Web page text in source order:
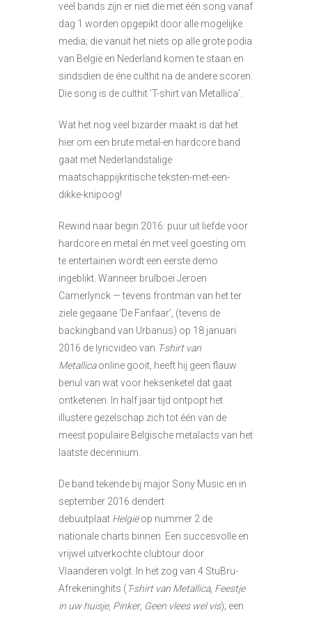
veel bands zijn er niet die met één song vanaf
dag 1 worden opgepikt door alle mogelijke
media; die vanuit het niets op alle grote podia
van België en Nederland komen te staan en
sindsdien de éne culthit na de andere scoren.
Die song is de culthit ’T-shirt van Metallica’.
Wat het nog veel bizarder maakt is dat het
hier om een brute metal-en hardcore band
gaat met Nederlandstalige
maatschappijkritische teksten-met-een-
dikke-knipoog!
Rewind naar begin 2016: puur uit liefde voor
hardcore en metal én met veel goesting om
te entertainen wordt een eerste demo
ingeblikt. Wanneer brulboei Jeroen
Camerlynck — tevens frontman van het ter
ziele gegaane ‘De Fanfaar’, (tevens de
backingband van Urbanus) op 18 januari
2016 de lyricvideo van T-shirt van
Metallicaonline gooit, heeft hij geen flauw
benul van wat voor heksenketel dat gaat
ontketenen. In half jaar tijd ontpopt het
illustere gezelschap zich tot één van de
meest populaire Belgische metalacts van het
laatste decennium.
De band tekende bij major Sony Music en in
september 2016 dendert
debuutplaat Helgiëop nummer 2 de
nationale charts binnen. Een succesvolle en
vrijwel uitverkochte clubtour door
Vlaanderen volgt. In het zog van 4 StuBru-
Afrekeninghits (T-shirt van Metallica, Feestje
in uw huisje, Pinker, Geen vlees wel vis); een